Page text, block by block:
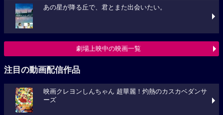
あの星が降る丘で、君とまた出会いたい。
劇場上映中の映画一覧
注目の動画配信作品
映画クレヨンしんちゃん 超華麗！灼熱のカスカベダンサ
ーズ